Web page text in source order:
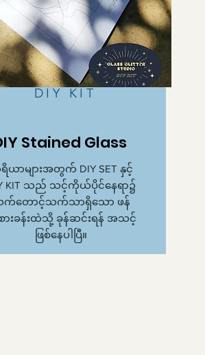
DIY KIT
Stained Glass
ယာများအတွက် DIY SET နှင့်
KIT သည် သင့်ကိုယ်ပိုင်နေရာ၌
တောင့်သက်သာရှိသော ဖန်
ားခန်းထဲသို့ ခုန်ဆင်းရန် အသင့်
ဖြစ်နေပါပြီ။